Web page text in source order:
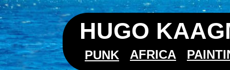
HUGO
PUNK AFRICA